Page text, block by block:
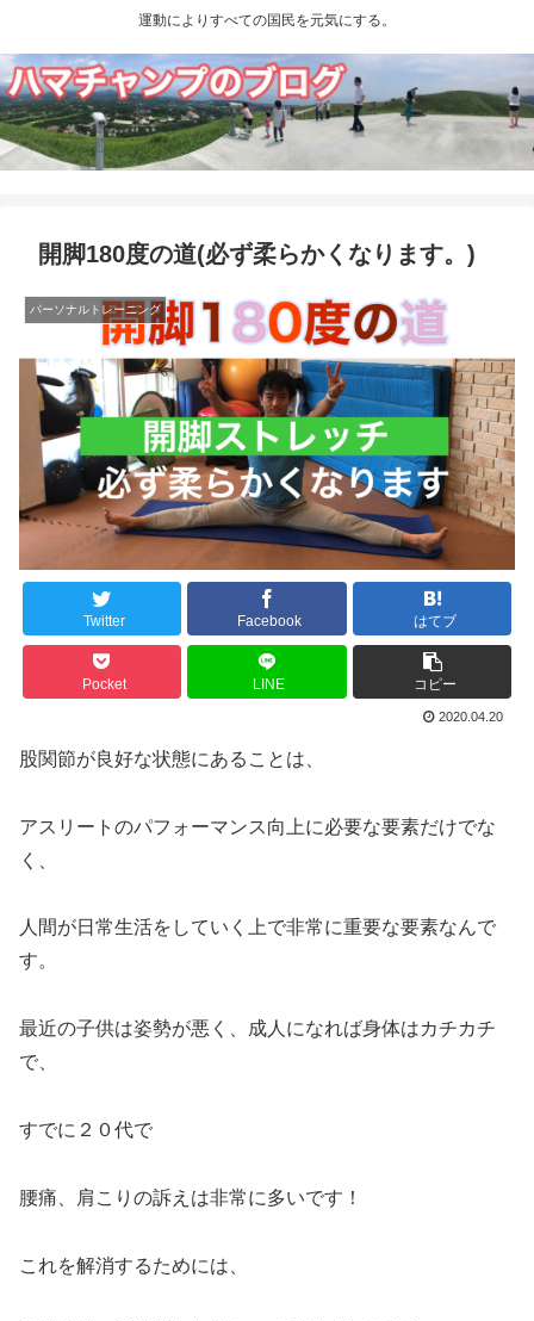
運動によりすべての国民を元気にする。
開脚180度の道(必ず柔らかくなります。)
パーソナルトレーニング
Twitter Facebook はてブ
Pocket LINE コピー
2020.04.20
股関節が良好な状態にあることは、
アスリートのパフォーマンス向上に必要な要素だけでな
く、
人間が日常生活をしていく上で非常に重要な要素なんで
す。
最近の子供は姿勢が悪く、成人になれば身体はカチカチ
で、
すでに２０代で
腰痛、肩こりの訴えは非常に多いです！
これを解消するためには、